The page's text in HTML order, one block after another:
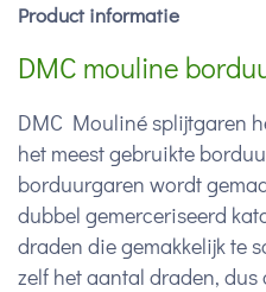
Product informatie
DMC mouline
DMC Mouliné splijtgaren
het meest gebruikte
borduurgaren wordt
dubbel gemerceriseerd
draden die gemakkelijk te
zelf het aantal draden,